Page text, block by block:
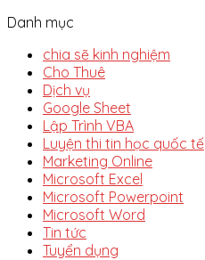
Danh mục
chia sẽ kinh nghiệm
Cho Thuê
Dịch vụ
Google Sheet
Lập Trình VBA
Luyện thi tin học quốc tế
Marketing Online
Microsoft Excel
Microsoft Powerpoint
Microsoft Word
Tin tức
Tuyển dụng